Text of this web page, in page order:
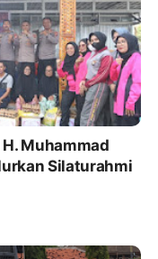
H. Muhammad
Silaturahmi